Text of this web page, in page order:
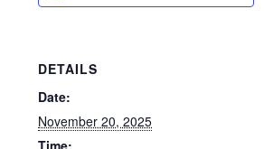
DETAILS
Date:
November 20, 2025